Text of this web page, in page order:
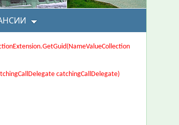
catchingCallDelegate)